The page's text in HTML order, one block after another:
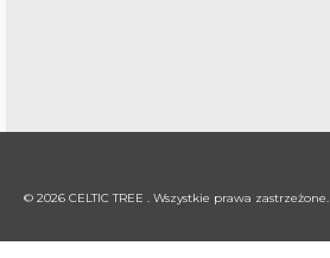
© 2026 CELTIC TREE . Wszystkie prawa zastrzeżone.